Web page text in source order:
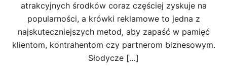
atrakcyjnych środków coraz częściej zyskuje na
popularności, a krówki reklamowe to jedna z
najskuteczniejszych metod, aby zapaść w pamięć
klientom, kontrahentom czy partnerom biznesowym.
Słodycze […]